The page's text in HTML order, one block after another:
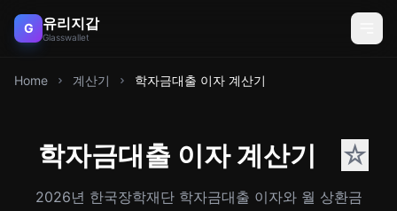
G 유리지갑
Glasswallet
Home 계산기 학자금대출 이자 계산기
학자금대출 이자 계산기 ☆
2026년 한국장학재단 학자금대출 이자와 월 상환금